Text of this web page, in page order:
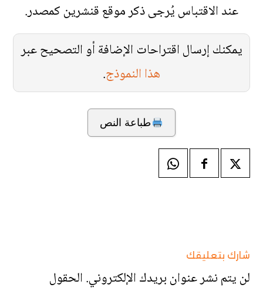
عند الاقتباس يُرجى ذكر موقع قنشرين كمصدر.
يمكنك إرسال اقتراحات الإضافة أو التصحيح عبر
هذا النموذج.
طباعة النص
شارك بتعليقك
لن يتم نشر عنوان بريدك الإلكتروني.الحقول